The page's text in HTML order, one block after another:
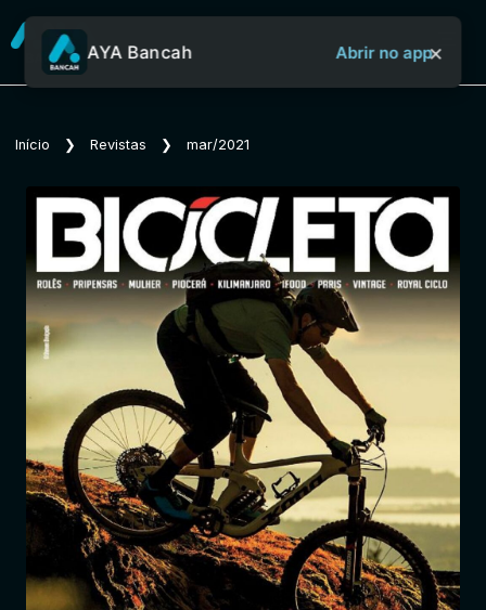
Sobre o Aya Bancah
Revistas
Jornais
Notícias
Entrar
AYA Bancah Abrir no app×
Início ❯ Revistas ❯ mar/2021